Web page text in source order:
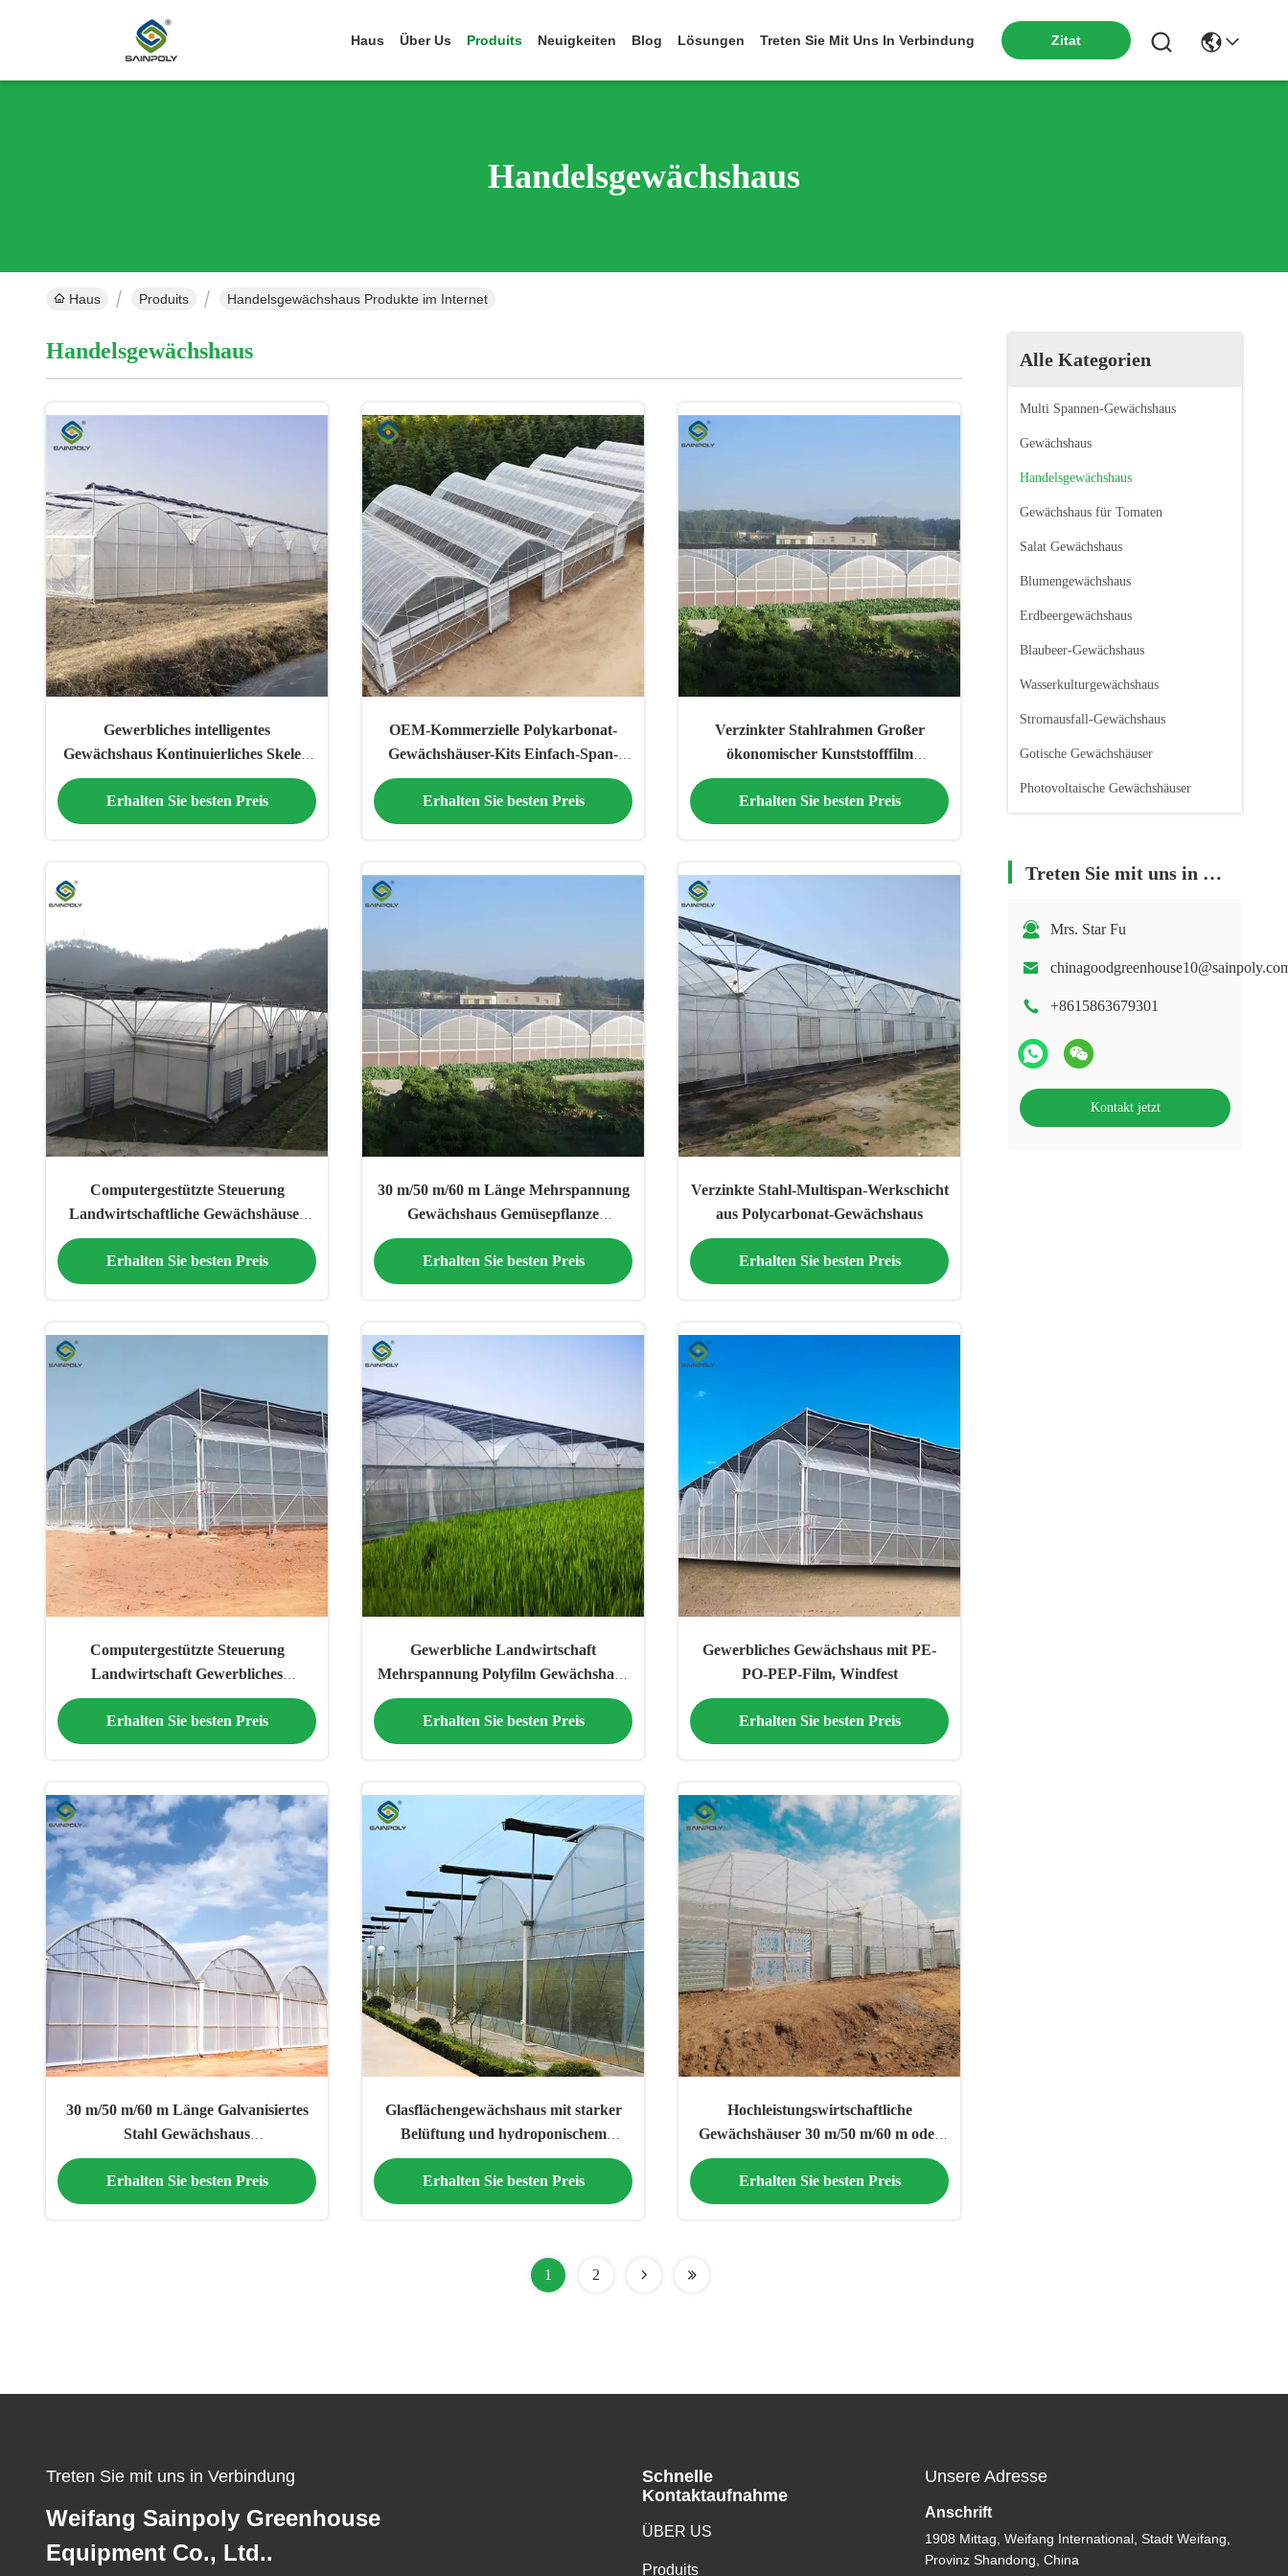
Haus Über Us Produits Neuigkeiten Blog Lösungen Treten Sie Mit Uns In Verbindung Zitat
Handelsgewächshaus
Haus Produits Handelsgewächshaus Produkte im Internet
Alle Kategorien
Multi Spannen-Gewächshaus
Gewächshaus
Handelsgewächshaus
Gewächshaus für Tomaten
Salat Gewächshaus
Blumengewächshaus
Erdbeergewächshaus
Blaubeer-Gewächshaus
Wasserkulturgewächshaus
Stromausfall-Gewächshaus
Gotische Gewächshäuser
Photovoltaische Gewächshäuser
Treten Sie mit uns in Verbindung
Mrs. Star Fu
+8615863679301
Kontakt jetzt
Handelsgewächshaus
Gewerbliches intelligentes
Gewächshaus Kontinuierliches Skelett
Gemüseschloss
Erhalten Sie besten Preis
OEM-Kommerzielle Polykarbonat-
Gewächshäuser-Kits Einfach-Span-
Gewächshäuser-Gemüsesamen
Erhalten Sie besten Preis
Verzinkter Stahlrahmen Großer
ökonomischer Kunststofffilm
Gewächshaus für optimales Wachstum
Erhalten Sie besten Preis
Computergestützte Steuerung
Landwirtschaftliche Gewächshäuser
Gemüse Anbau Gewächshäuser
anpassbare Größe
Erhalten Sie besten Preis
30 m/50 m/60 m Länge Mehrspannung
Gewächshaus Gemüsepflanze
Kunststofffolie Gewächshaus
Erhalten Sie besten Preis
Verzinkte Stahl-Multispan-Werkschicht
aus Polycarbonat-Gewächshaus
Erhalten Sie besten Preis
Computergestützte Steuerung
Landwirtschaft Gewerbliches
Gewächshaus Raumeffiziente
Erhalten Sie besten Preis
Gewerbliche Landwirtschaft
Mehrspannung Polyfilm Gewächshaus
Transparente Windfestigkeit
Erhalten Sie besten Preis
Gewerbliches Gewächshaus mit PE-
PO-PEP-Film, Windfest
Erhalten Sie besten Preis
30 m/50 m/60 m Länge Galvanisiertes
Stahl Gewächshaus
Mehrfachgewächshaus
Erhalten Sie besten Preis
Glasflächengewächshaus mit starker
Belüftung und hydroponischem
Anbausystem
Erhalten Sie besten Preis
Hochleistungswirtschaftliche
Gewächshäuser 30 m/50 m/60 m oder
angepasste Länge
Erhalten Sie besten Preis
1 2
Treten Sie mit uns in Verbindung
Weifang Sainpoly Greenhouse
Equipment Co., Ltd..
Schnelle
Kontaktaufnahme
ÜBER US
Produits
Unsere Adresse
Anschrift
1908 Mittag, Weifang International, Stadt Weifang,
Provinz Shandong, China